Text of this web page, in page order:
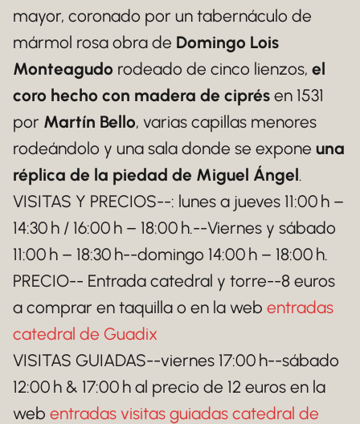
mayor, coronado por un tabernáculo de
mármol rosa obra de Domingo Lois
Monteagudo rodeado de cinco lienzos, el
coro hecho con madera de ciprés en 1531
por Martín Bello, varias capillas menores
rodeándolo y una sala donde se expone una
réplica de la piedad de Miguel Ángel.
VISITAS Y PRECIOS--: lunes a jueves 11:00 h –
14:30 h / 16:00 h – 18:00 h.--Viernes y sábado
11:00 h – 18:30 h--domingo 14:00 h – 18:00 h.
PRECIO-- Entrada catedral y torre--8 euros
a comprar en taquilla o en la web entradas
catedral de Guadix
VISITAS GUIADAS--viernes 17:00 h--sábado
12:00 h & 17:00 h al precio de 12 euros en la
web entradas visitas guiadas catedral de